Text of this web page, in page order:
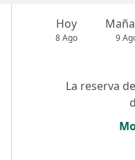
Hoy
8 Ago 9
La reserva